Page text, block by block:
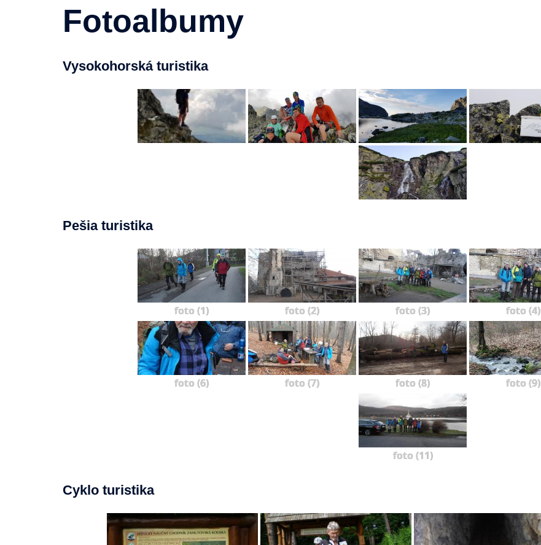
Fotoalbumy
Vysokohorská turistika
Pešia turistika
foto (1) foto (2) foto (3) foto (4)
foto (6) foto (7) foto (8) foto (9)
foto (11)
Cyklo turistika